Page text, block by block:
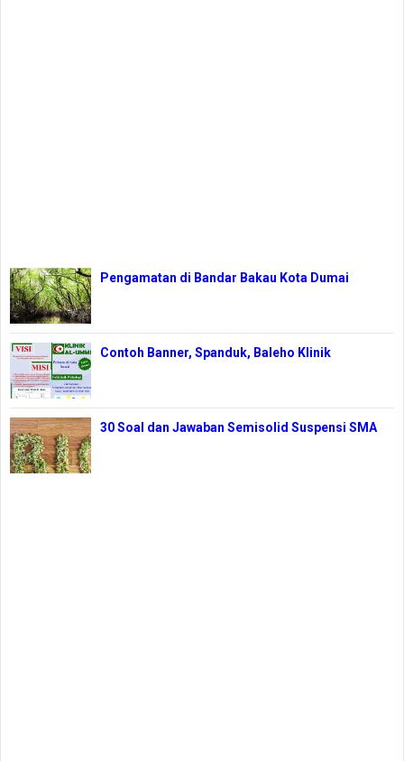
Pengamatan di Bandar Bakau Kota Dumai
Contoh Banner, Spanduk, Baleho Klinik
30 Soal dan Jawaban Semisolid Suspensi SMA